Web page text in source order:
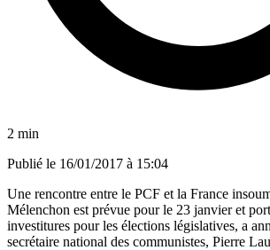
2 min
Publié le 16/01/2017 à 15:04
Une rencontre entre le PCF et la France
Mélenchon est prévue pour le 23 janvier et
investitures pour les élections législatives, a
secrétaire national des communistes, Pierre